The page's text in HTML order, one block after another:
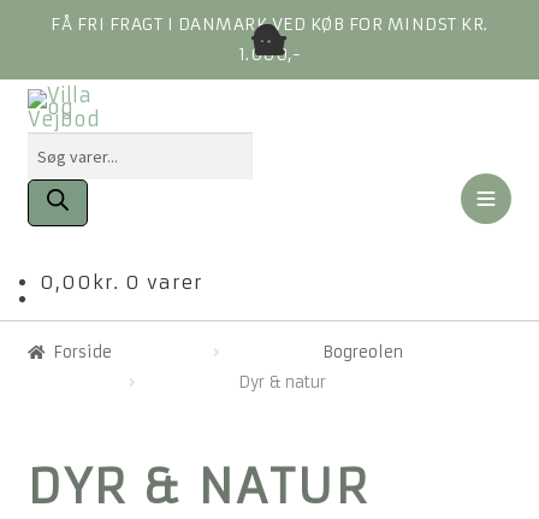
FÅ FRI FRAGT I DANMARK VED KØB FOR MINDST KR.
1.000,-
Products
search
0,00 kr. 0 varer
TILBUD LIGE NU »
OM VILLA &
DIN KONTO
Forside
Bogreolen
Dyr & natur
DYR & NATUR